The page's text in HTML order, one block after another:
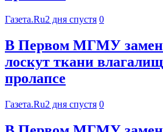
Газета.Ru2 дня спустя 0
В Первом МГМУ
лоскут ткани
пролапсе
Газета.Ru2 дня спустя 0